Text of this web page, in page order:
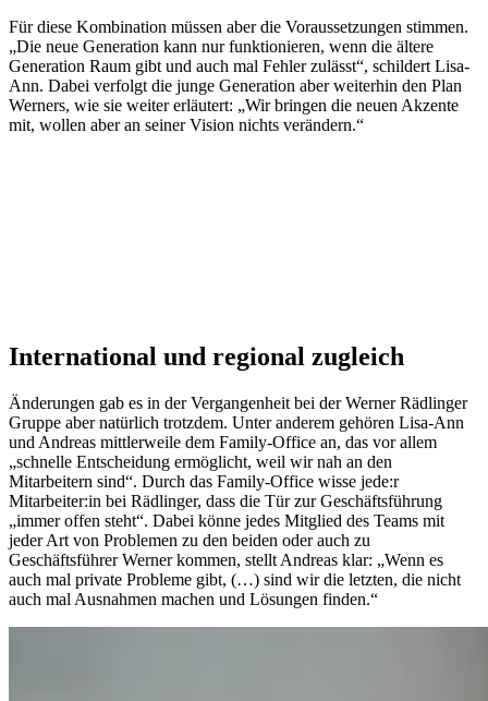
Für diese Kombination müssen aber die Voraussetzungen stimmen.
„Die neue Generation kann nur funktionieren, wenn die ältere
Generation Raum gibt und auch mal Fehler zulässt“, schildert Lisa-
Ann. Dabei verfolgt die junge Generation aber weiterhin den Plan
Werners, wie sie weiter erläutert: „Wir bringen die neuen Akzente
mit, wollen aber an seiner Vision nichts verändern.“
International und regional zugleich
Änderungen gab es in der Vergangenheit bei der Werner Rädlinger
Gruppe aber natürlich trotzdem. Unter anderem gehören Lisa-Ann
und Andreas mittlerweile dem Family-Office an, das vor allem
„schnelle Entscheidung ermöglicht, weil wir nah an den
Mitarbeitern sind“. Durch das Family-Office wisse jede:r
Mitarbeiter:in bei Rädlinger, dass die Tür zur Geschäftsführung
„immer offen steht“. Dabei könne jedes Mitglied des Teams mit
jeder Art von Problemen zu den beiden oder auch zu
Geschäftsführer Werner kommen, stellt Andreas klar: „Wenn es
auch mal private Probleme gibt, (…) sind wir die letzten, die nicht
auch mal Ausnahmen machen und Lösungen finden.“